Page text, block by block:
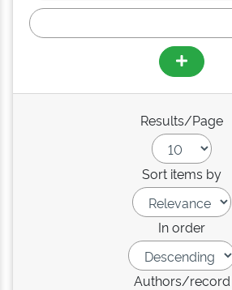
Results/Page
Sort items by
In order
Authors/record